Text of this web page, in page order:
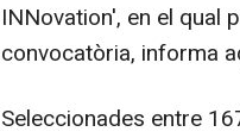
INNovation', en el qual
convocatòria, informa
Seleccionades entre